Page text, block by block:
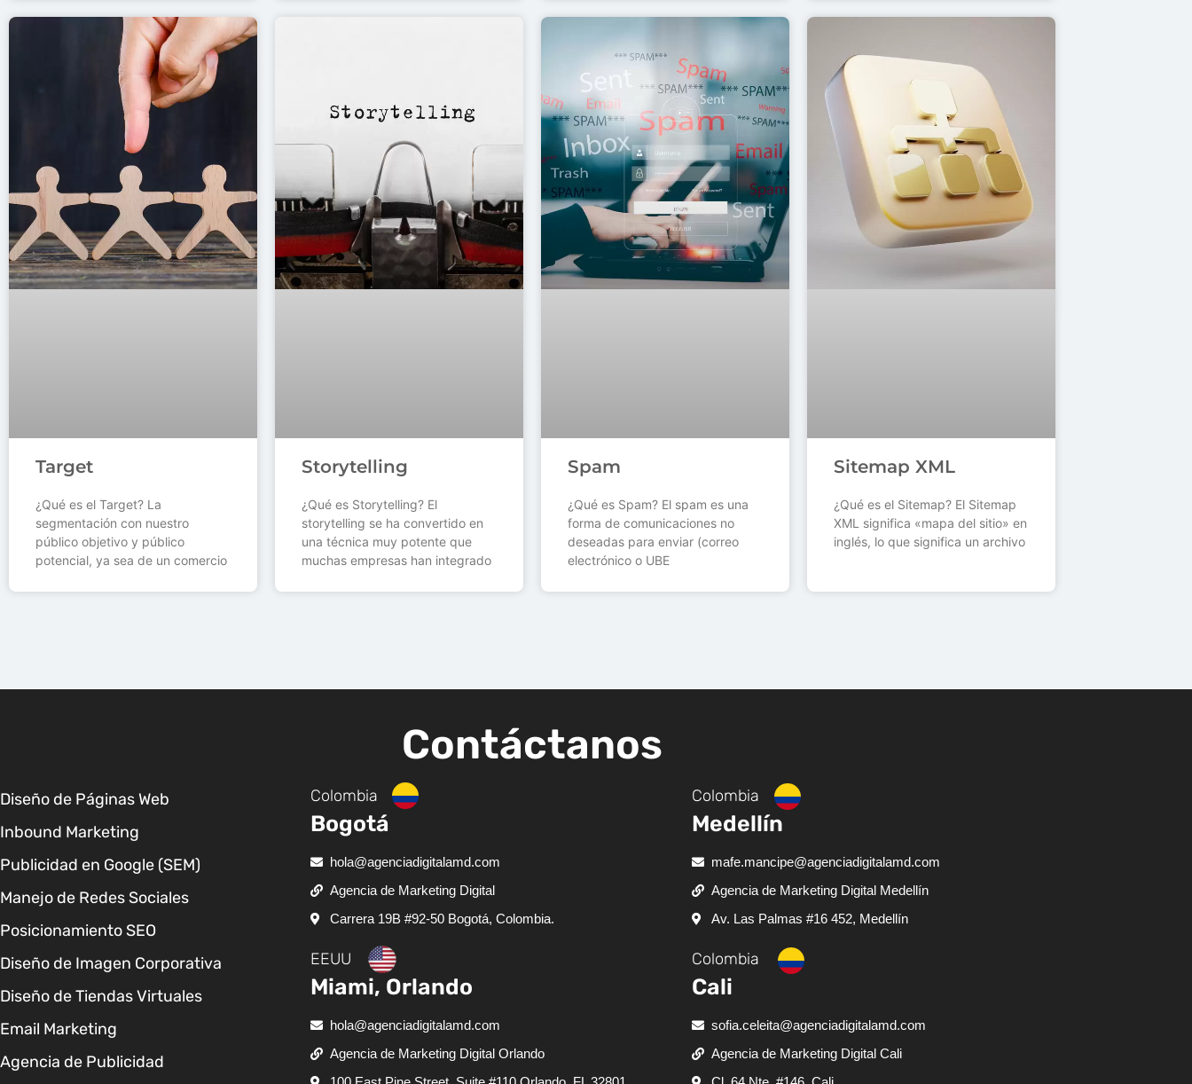
Target
¿Qué es el Target? La
segmentación con nuestro
público objetivo y público
potencial, ya sea de un comercio
Storytelling
¿Qué es Storytelling? El
storytelling se ha convertido en
una técnica muy potente que
muchas empresas han integrado
Spam
¿Qué es Spam? El spam es una
forma de comunicaciones no
deseadas para enviar (correo
electrónico o UBE
Sitemap XML
¿Qué es el Sitemap? El Sitemap
XML significa «mapa del sitio» en
inglés, lo que significa un archivo
Contáctanos
Diseño de Páginas Web
Inbound Marketing
Publicidad en Google (SEM)
Manejo de Redes Sociales
Posicionamiento SEO
Diseño de Imagen Corporativa
Diseño de Tiendas Virtuales
Email Marketing
Agencia de Publicidad
Colombia
Bogotá
hola@agenciadigitalamd.com
Agencia de Marketing Digital
Carrera 19B #92-50 Bogotá, Colombia.
EEUU
Miami, Orlando
hola@agenciadigitalamd.com
Agencia de Marketing Digital Orlando
Colombia
Medellín
mafe.mancipe@agenciadigitalamd.com
Agencia de Marketing Digital Medellín
Av. Las Palmas #16 452, Medellín
Colombia
Cali
sofia.celeita@agenciadigitalamd.com
Agencia de Marketing Digital Cali